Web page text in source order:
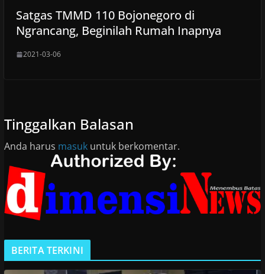
Satgas TMMD 110 Bojonegoro di
Ngrancang, Beginilah Rumah Inapnya
2021-03-06
Tinggalkan Balasan
Anda harus masukuntuk berkomentar.
BERITA TERKINI